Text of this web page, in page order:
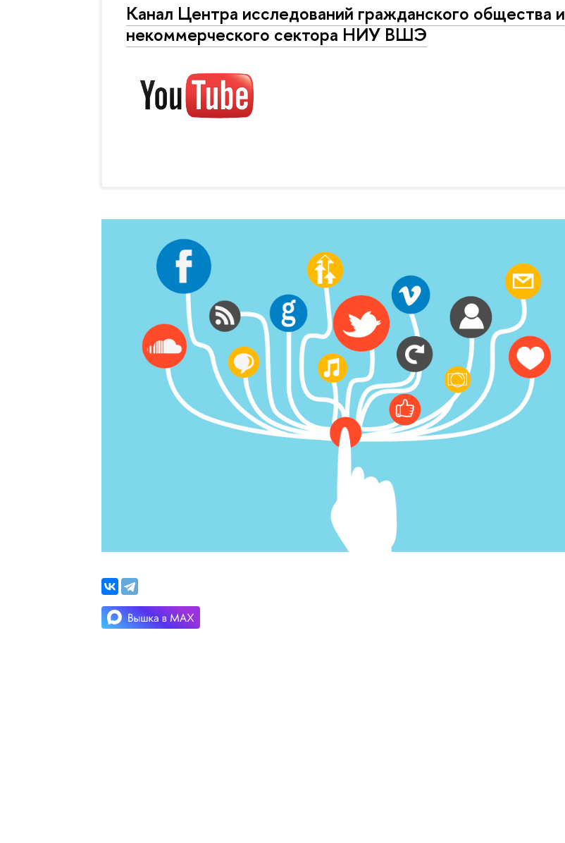
Канал Центра исследований гражданского общества и
некоммерческого сектора НИУ ВШЭ